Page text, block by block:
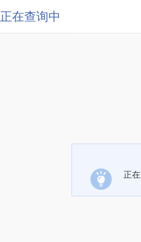
正在查询中
正